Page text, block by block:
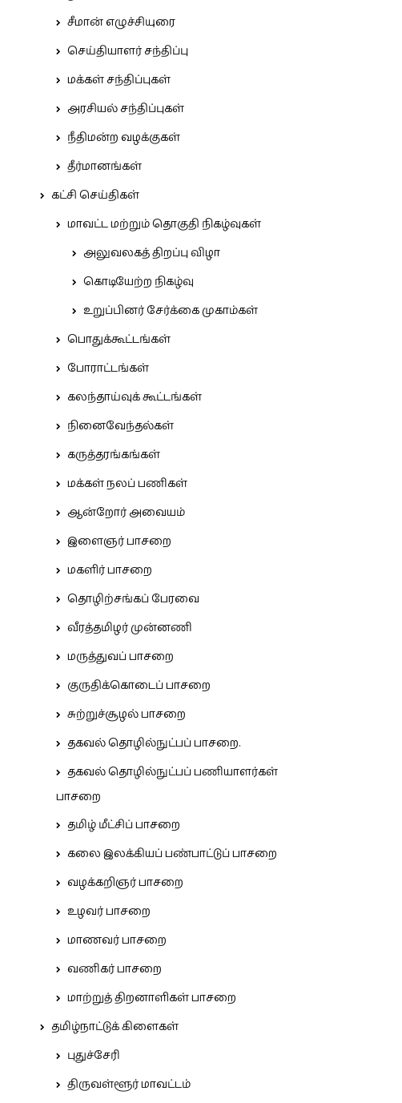
சீமான் எழுச்சியுரை
செய்தியாளர் சந்திப்பு
மக்கள் சந்திப்புகள்
அரசியல் சந்திப்புகள்
நீதிமன்ற வழக்குகள்
தீர்மானங்கள்
கட்சி செய்திகள்
மாவட்ட மற்றும் தொகுதி நிகழ்வுகள்
அலுவலகத் திறப்பு விழா
கொடியேற்ற நிகழ்வு
உறுப்பினர் சேர்க்கை முகாம்கள்
பொதுக்கூட்டங்கள்
போராட்டங்கள்
கலந்தாய்வுக் கூட்டங்கள்
நினைவேந்தல்கள்
கருத்தரங்கங்கள்
மக்கள் நலப் பணிகள்
ஆன்றோர் அவையம்
இளைஞர் பாசறை
மகளிர் பாசறை
தொழிற்சங்கப் பேரவை
வீரத்தமிழர் முன்னணி
மருத்துவப் பாசறை
குருதிக்கொடைப் பாசறை
சுற்றுச்சூழல் பாசறை
தகவல் தொழில்நுட்பப் பாசறை.
தகவல் தொழில்நுட்பப் பணியாளர்கள்
பாசறை
தமிழ் மீட்சிப் பாசறை
கலை இலக்கியப் பண்பாட்டுப் பாசறை
வழக்கறிஞர் பாசறை
உழவர் பாசறை
மாணவர் பாசறை
வணிகர் பாசறை
மாற்றுத் திறனாளிகள் பாசறை
தமிழ்நாட்டுக் கிளைகள்
புதுச்சேரி
திருவள்ளூர் மாவட்டம்